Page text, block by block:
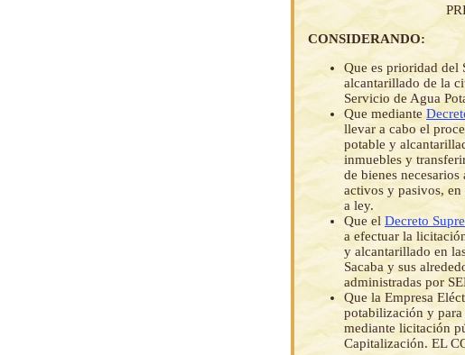
CONSIDERANDO:
Que es prioridad del
alcantarillado de la
Servicio de Agua
Que mediante
llevar a cabo el
potable y
inmuebles y
de bienes
activos y pasivos,
a ley.
Que el Decreto
a efectuar la
y alcantarillado en
Sacaba y sus
administradas por
Que la Empresa
potabilización y para
mediante licitación
Capitalización. EL